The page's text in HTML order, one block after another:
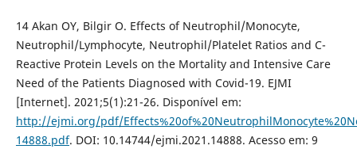
14 Akan OY, Bilgir O. Effects of Neutrophil/Monocyte,
Neutrophil/Lymphocyte, Neutrophil/Platelet Ratios and C-
Reactive Protein Levels on the Mortality and Intensive Care
Need of the Patients Diagnosed with Covid-19. EJMI
[Internet]. 2021;5(1):21-26. Disponível em:
http://ejmi.org/pdf/
14888.pdf. DOI: 10.14744/ejmi.2021.14888. Acesso em: 9